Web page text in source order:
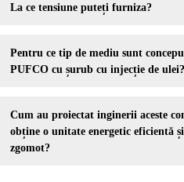
La ce tensiune puteți furniza?
Pentru ce tip de mediu sunt
PUFCO cu șurub cu injecție de ulei?
Cum au proiectat inginerii aceste
obține o unitate energetic eficientă
zgomot?